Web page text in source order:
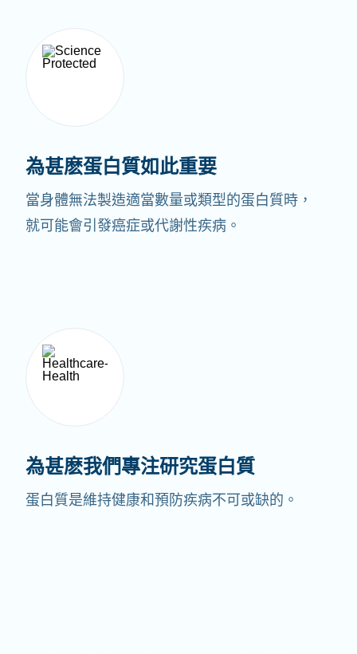
為甚麽蛋白質如此重要
當身體無法製造適當數量或類型的蛋白質時，
就可能會引發癌症或代謝性疾病。
為甚麽我們專注研究蛋白質
蛋白質是維持健康和預防疾病不可或缺的。